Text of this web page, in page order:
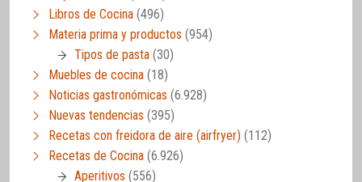
Libros de Cocina (496)
Materia prima y productos (954)
Tipos de pasta (30)
Muebles de cocina (18)
Noticias gastronómicas (6.928)
Nuevas tendencias (395)
Recetas con freidora de aire (airfryer) (112)
Recetas de Cocina (6.926)
Aperitivos (556)